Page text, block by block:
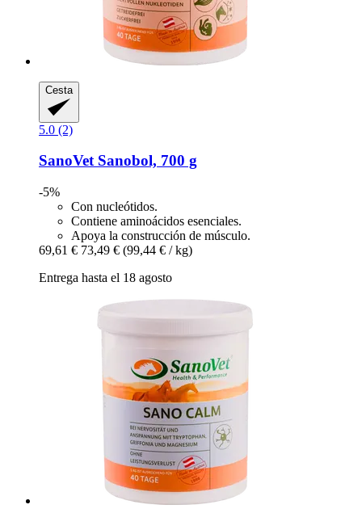
Cesta
5.0 (2)
SanoVetSanobol, 700 g
-5%
Con nucleótidos.
Contiene aminoácidos esenciales.
Apoya la construcción de músculo.
69,61 € 73,49 € (99,44 € / kg)
Entrega hasta el 18 agosto